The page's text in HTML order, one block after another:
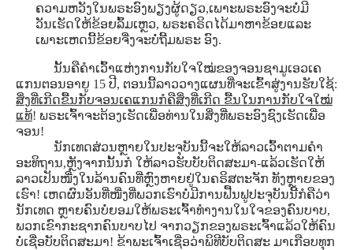
ຄວາມຫວັງໃນພຣະອົງພຽງຜູ້ດຽວ,ເພາະພຣະອົງຈະບໍ່ມີ
ວັນເຮັດໃຫ້ຂ້ອຍລົ້ມເຫຼວ, ພຣະຄຣິດໄດ້ມາຫາຂ້ອຍແລະ
ເພາະເຫດນີ້ຂ້ອຍຈື່ງຈະບໍ່ຖີ້ມພຣະ ອົງ.
ນັ້ນຄືຄໍາເວົ້າແຫ່ງການກັບໃຈໃໝ່ຂອງຈອນຊາມູເອວເຄ
ແກນຕອນອາຍູ 15 ປີ, ຕອນນີ້ລາວວາງແຜນທີ່ຈະເຂົ້າສູ່ງານຮັບໃຊ້:
ສິ່ງທີ່ເກີດຂື້ນກັບຈອນເຄແກນກໍຄືສິ່ງທີ່ເກີດ ຂື້ນໃນການກັບໃຈໃໝ່
ແທ້! ພຣະເຈົ້າຈະຕ້ອງເຮັດເພື່ອທ່ານໃນສິ່ງທີ່ພຣະອົງຊົງເຮັດເພື່ອ
ຈອນ!
ນັກເທດສ່ວນຫຼາຍໃນປະຈຸບັນນີ້ຈະໃຫ້ລາວເວົ້າຕາມຄໍາ
ອະທິຖານ,ຫຼັງຈາກນັ້ນກໍ ໃຫ້ລາວຮັບບັບຕິດສະມາ-ແລ້ວເຮັດໃຫ້
ລາວເປັນໜື່ງໃນລ້ານຄົນທີ່ຫຼົງຫາຍຢູ່ໃນຄຣິສຕະຈັກ ທັງຫຼາຍຂອງ
ເຮົາ! ເຫດຜົນອັນທີ່ໜື່ງທີ່ພວກເຮົາບໍ່ມີການຟື້ນຟູປະຈຸບັນນີ້ກໍຄືວ່າ
ນັກເທດ ຫຼາຍຄົນບໍ່ຍອມໃຫ້ພຣະເຈົ້າທໍາງານໃນໃຈຂອງຄົນບາບ,
ພວກເຂົາກະຊາກຄົນບາບໄປ ຈາກວຽກຂອງພຣະເຈົ້າແລ້ວໃຫ້ຄົນ
ບໍ່ເຊື່ອບັບຕິດສະມາ! ຂ້າພະເຈົ້າເຊື່ອວ່າພິທີບັບຕິດສະ ມາເກືອບທຸກ